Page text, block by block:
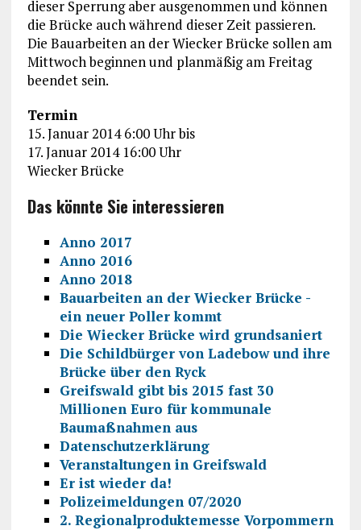
dieser Sperrung aber ausgenommen und können
die Brücke auch während dieser Zeit passieren.
Die Bauarbeiten an der Wiecker Brücke sollen am
Mittwoch beginnen und planmäßig am Freitag
beendet sein.
Termin
15. Januar 2014 6:00 Uhr bis
17. Januar 2014 16:00 Uhr
Wiecker Brücke
Das könnte Sie interessieren
Anno 2017
Anno 2016
Anno 2018
Bauarbeiten an der Wiecker Brücke -
ein neuer Poller kommt
Die Wiecker Brücke wird grundsaniert
Die Schildbürger von Ladebow und ihre
Brücke über den Ryck
Greifswald gibt bis 2015 fast 30
Millionen Euro für kommunale
Baumaßnahmen aus
Datenschutzerklärung
Veranstaltungen in Greifswald
Er ist wieder da!
Polizeimeldungen 07/2020
2. Regionalproduktemesse Vorpommern